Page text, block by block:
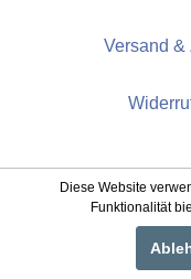
Versand
Diese Website
Funktionalität